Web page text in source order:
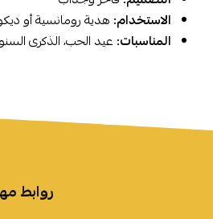
الاستخدام: هدية رومانسية أو
المناسبات: عيد الحب، الذكرى
روابط